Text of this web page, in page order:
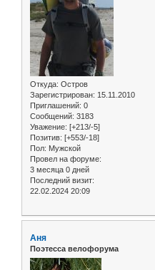
Откуда: Остров
Зарегистрирован: 15.11.2010
Приглашений: 0
Сообщений: 3183
Уважение: [+213/-5]
Позитив: [+553/-18]
Пол: Мужской
Провел на форуме:
3 месяца 0 дней
Последний визит:
22.02.2024 20:09
Аня
Поэтесса велофорума